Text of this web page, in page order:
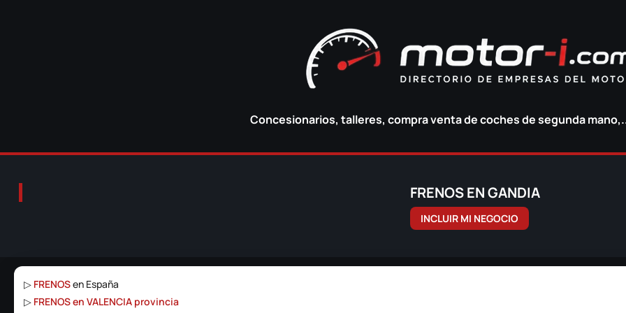
Concesionarios, talleres, compra venta de coches de segunda
FRENOS EN GANDIA
INCLUIR MI NEGOCIO
▷ FRENOSen España
▷ FRENOS en VALENCIA provincia